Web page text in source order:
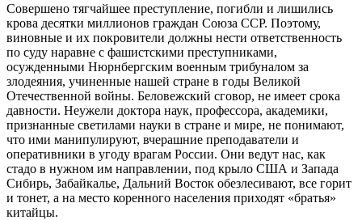
Совершено тягчайшее преступление, погибли и лишились
крова десятки миллионов граждан Союза ССР. Поэтому,
виновные и их покровители должны нести ответственность
по суду наравне с фашистскими преступниками,
осужденными Нюрнбергским военным трибуналом за
злодеяния, учиненные нашей стране в годы Великой
Отечественной войны. Беловежский сговор, не имеет срока
давности. Неужели доктора наук, профессора, академики,
признанные светилами науки в стране и мире, не понимают,
что ими манипулируют, вчерашние преподаватели и
оперативники в угоду врагам России. Они ведут нас, как
стадо в нужном им направлении, под крыло США и Запада
Сибирь, Забайкалье, Дальний Восток обезлесивают, все горит
и тонет, а на место коренного населения приходят «братья»
китайцы.